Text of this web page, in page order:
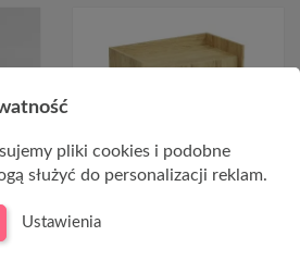
na
pliki cookies i podobne
służyć do personalizacji reklam.
Ustawienia